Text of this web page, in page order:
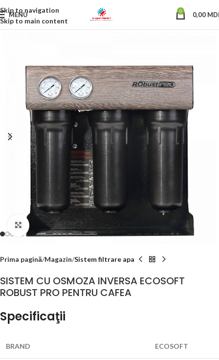
Skip to navigation
Skip to main content
MENU 0 0,00
Click to enlarge
Prima pagină Magazin Sistem filtrare apa
SISTEM CU OSMOZA INVERSA ECOSOFT
ROBUST PRO PENTRU CAFEA
Specificaţii
BRAND ECOSOFT